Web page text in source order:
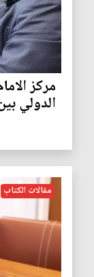
مركز
الدولي
مقالات الكتاب